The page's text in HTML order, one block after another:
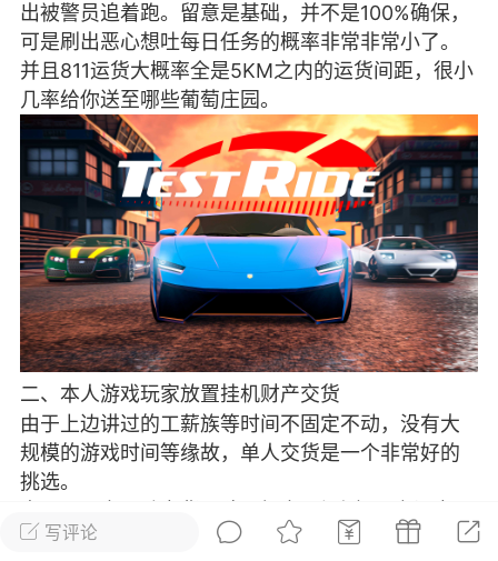
彩虹六号 绝地求生
游戏商城 每日签到 每日排行
游民通 Lv.13
版主
19 23:03
电脑端 问题解决
我在商城购买的虚拟产品显示自动发
在那里查看卡密？
发货的商品在那里查看卡密？答：查看
：下单以后在右边消息栏查看卡密，或
像 — 我的订单 — 待评价 — 查看订单，
看卡密详情问：我...
写评论
出被警员追着跑。留意是基础，并不是100%确保，
可是刷出恶心想吐每日任务的概率非常非常小了。
并且811运货大概率全是5KM之内的运货间距，很小
几率给你送至哪些葡萄庄园。
二、本人游戏玩家放置挂机财产交货
由于上边讲过的工薪族等时间不固定不动，没有大
规模的游戏时间等缘故，单人交货是一个非常好的
挑选。
货，你每一次销售量还是x4的，花的时间x4的;